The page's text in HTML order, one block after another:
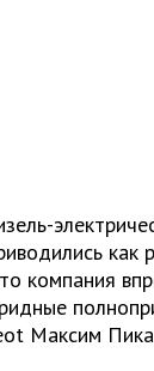
как
компания
Максим